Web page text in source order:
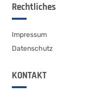
Rechtliches
Impressum
Datenschutz
KONTAKT